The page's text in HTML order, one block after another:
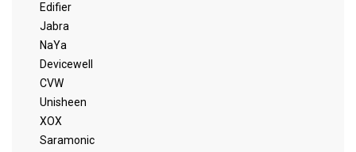
Edifier
Jabra
NaYa
Devicewell
CVW
Unisheen
XOX
Saramonic